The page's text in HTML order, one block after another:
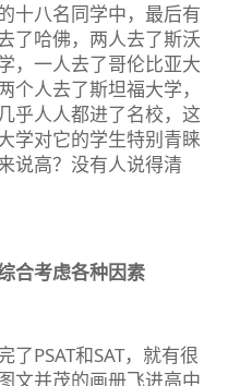
八名同学中，最后有
了哈佛，两人去了斯沃
，一人去了哥伦比亚大
个人去了斯坦福大学，
乎人人都进了名校，这
学对它的学生特别青睐
说高？没有人说得清
考虑各种因素
PSAT和SAT，就有很
文并茂的画册飞进高中